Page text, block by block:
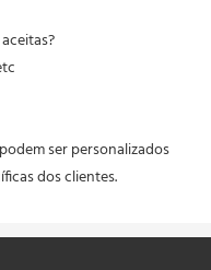
dos clientes.